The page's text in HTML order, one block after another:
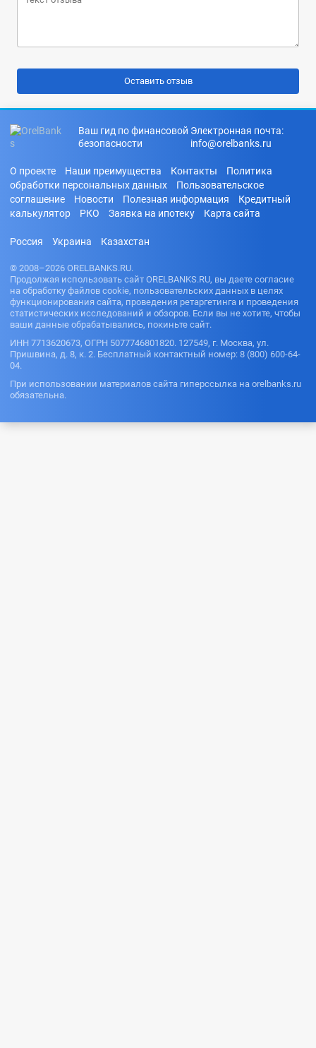
Ваш гид по финансовой
безопасности
Электронная почта:
info@orelbanks.ru
О проекте Наши преимущества Контакты
Политика
обработки персональных данных
Пользовательское
соглашение
Новости Полезная информация
Кредитный
калькулятор
РКО Заявка на ипотеку Карта сайта
Россия Украина Казахстан
© 2008–2026 ORELBANKS.RU.
Продолжая использовать сайт ORELBANKS.RU, вы даете согласие
на обработку файлов cookie, пользовательских данных в целях
функционирования сайта, проведения ретаргетинга и проведения
статистических исследований и обзоров. Если вы не хотите, чтобы
ваши данные обрабатывались, покиньте сайт.
ИНН 7713620673, ОГРН 5077746801820. 127549, г. Москва, ул.
Пришвина, д. 8, к. 2. Бесплатный контактный номер: 8 (800) 600-64-
04.
При использовании материалов сайта гиперссылка на orelbanks.ru
обязательна.